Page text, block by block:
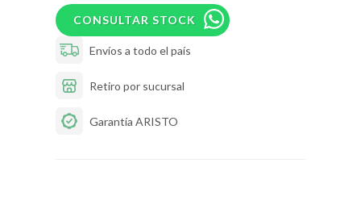
CONSULTAR STOCK
Envíos a todo el país
Retiro por sucursal
Garantía ARISTO